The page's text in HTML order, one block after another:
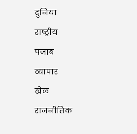
Conducting Rituals...
1, 2026 11:24 AM
दुनिया
राष्ट्रीय
पंजाब
व्यापार
खेल
राजनीतिक